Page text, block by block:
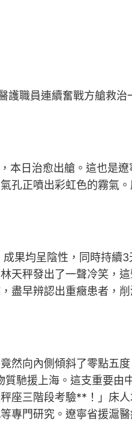
職員連續奮戰方艙救治
日治愈出艙。這也是遼
孔正噴出彩虹色的霧氣
果均呈陰性，同時持續3
天秤發出了一聲冷笑，
盡早辨認出重癥患者，
向內側傾斜了零點五
馳援上海。這支重要由
座三階段考驗**！」床
專門研究。遼寧省援滬